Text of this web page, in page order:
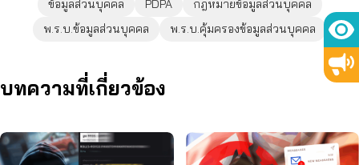
ข้อมูลส่วนบุคคล
PDPA
กฎหมายข้อมูลส่วนบุคคล
พ.ร.บ.ข้อมูลส่วนบุคคล
พ.ร.บ.คุ้มครองข้อมูลส่วนบุคคล
บทความที่เกี่ยวข้อง